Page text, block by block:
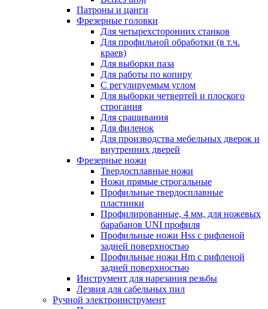
Патроны и цанги
Фрезерные головки
Для четырехсторонних станков
Для профильной обработки (в т.ч.
краев)
Для выборки паза
Для работы по копиру
С регулируемым углом
Для выборки четвертей и плоского
строгания
Для сращивания
Для филенок
Для производства мебельных дверок и
внутренних дверей
Фрезерные ножи
Твердосплавные ножи
Ножи прямые строгальные
Профильные твердосплавные
пластинки
Профилированные, 4 мм, для ножевых
барабанов UNI профиля
Профильные ножи Hss с рифленой
задней поверхностью
Профильные ножи Hm с рифленой
задней поверхностью
Инструмент для нарезания резьбы
Лезвия для сабельных пил
Ручной электроинструмент